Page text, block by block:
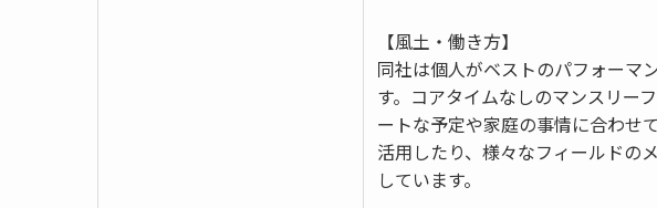
【風土・働き方】
同社は個人がベストのパフォーマ
す。コアタイムなしのマンスリー
ートな予定や家庭の事情に合わせ
活用したり、様々なフィールドの
しています。